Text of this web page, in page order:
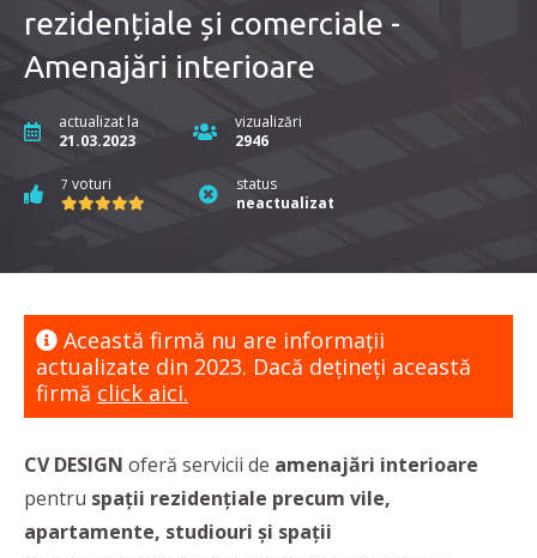
rezidențiale și comerciale -
Amenajări interioare
actualizat la
21.03.2023
vizualizări
2946
7 voturi
status
neactualizat
Această firmă nu are informaţii
actualizate din 2023. Dacă dețineți această
firmă click aici.
CV DESIGN oferă servicii de amenajări interioare
pentru spații rezidențiale precum vile,
apartamente, studiouri și spații